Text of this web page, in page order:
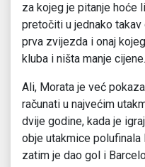
za kojeg je pitanje hoće
pretočiti u jednako
prva zvijezda i onaj
kluba i ništa manje cijene.
Ali, Morata je već
računati u najvećim
dvije godine, kada je
obje utakmice polufinala
zatim je dao gol i